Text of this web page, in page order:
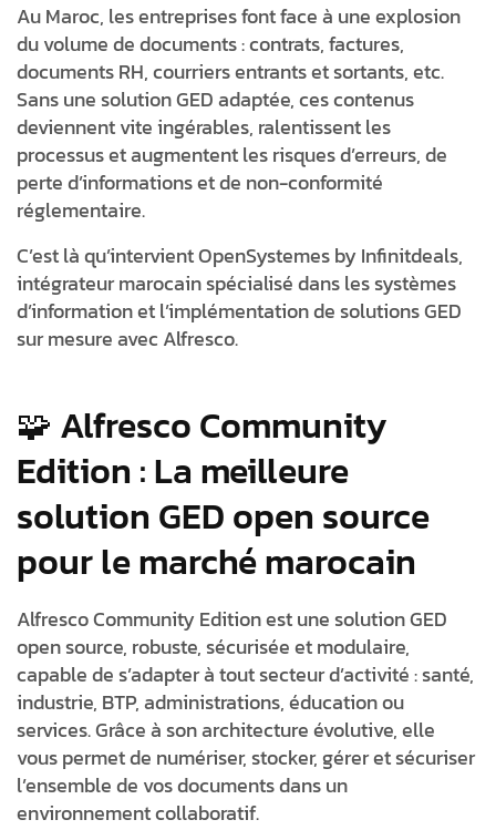
Au Maroc, les entreprises font face à une explosion
du volume de documents : contrats, factures,
documents RH, courriers entrants et sortants, etc.
Sans une solution GED adaptée, ces contenus
deviennent vite ingérables, ralentissent les
processus et augmentent les risques d’erreurs, de
perte d’informations et de non-conformité
réglementaire.
C’est là qu’intervientOpenSystemes by Infinitdeals,
intégrateur marocain spécialisé dans les systèmes
d’information et l’implémentation desolutions GED
sur mesure avec Alfresco.
🧩 Alfresco Community
Edition : La meilleure
solution GED open source
pour le marché marocain
Alfresco Community Editionest unesolution GED
open source, robuste, sécurisée et modulaire,
capable de s’adapter à tout secteur d’activité : santé,
industrie, BTP, administrations, éducation ou
services. Grâce à son architecture évolutive, elle
vous permet de numériser, stocker, gérer et sécuriser
l’ensemble de vos documents dans un
environnement collaboratif.